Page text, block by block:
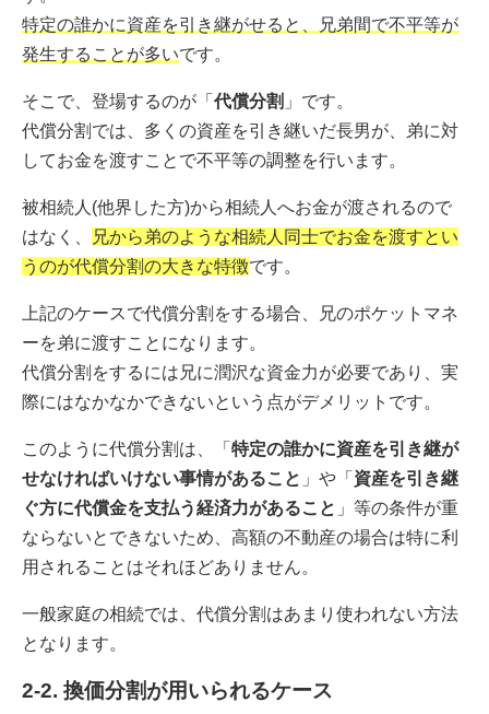
特定の誰かに資産を引き継がせると、兄弟間で不平等が
発生することが多いです。
そこで、登場するのが「 代償分割 」です。
代償分割では、多くの資産を引き継いだ長男が、弟に対
してお金を渡すことで不平等の調整を行います。
被相続人(他界した方)から相続人へお金が渡されるので
はなく、
兄から弟のような相続人同士でお金を渡すとい
うのが代償分割の大きな特徴です。
上記のケースで代償分割をする場合、兄のポケットマネ
ーを弟に渡すことになります。
代償分割をするには兄に潤沢な資金力が必要であり、実
際にはなかなかできないという点がデメリットです。
このように代償分割は、「 特定の誰かに資産を引き継が
せなければいけない事情があること 」や「 資産を引き継
ぐ方に代償金を支払う経済力があること 」等の条件が重
ならないとできないため、高額の不動産の場合は特に利
用されることはそれほどありません。
一般家庭の相続では、代償分割はあまり使われない方法
となります。
2-2. 換価分割が用いられるケース